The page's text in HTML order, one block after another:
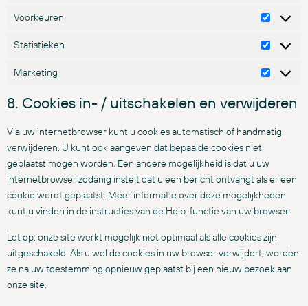
Voorkeuren
Statistieken
Marketing
8. Cookies in- / uitschakelen en verwijderen
Via uw internetbrowser kunt u cookies automatisch of handmatig
verwijderen. U kunt ook aangeven dat bepaalde cookies niet
geplaatst mogen worden. Een andere mogelijkheid is dat u uw
internetbrowser zodanig instelt dat u een bericht ontvangt als er een
cookie wordt geplaatst. Meer informatie over deze mogelijkheden
kunt u vinden in de instructies van de Help-functie van uw browser.
Let op: onze site werkt mogelijk niet optimaal als alle cookies zijn
uitgeschakeld. Als u wel de cookies in uw browser verwijdert, worden
ze na uw toestemming opnieuw geplaatst bij een nieuw bezoek aan
onze site.